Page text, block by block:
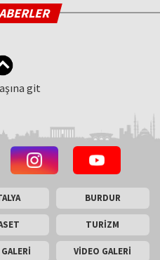
git
BURDUR
TURİZM
VİDEO GALERİ